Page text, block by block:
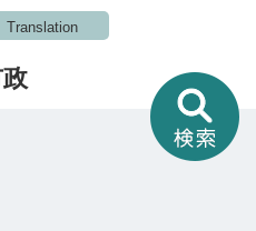
Translation
情
報
を